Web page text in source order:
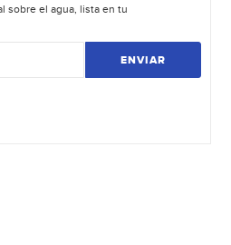
sobre el agua, lista en tu
ENVIAR